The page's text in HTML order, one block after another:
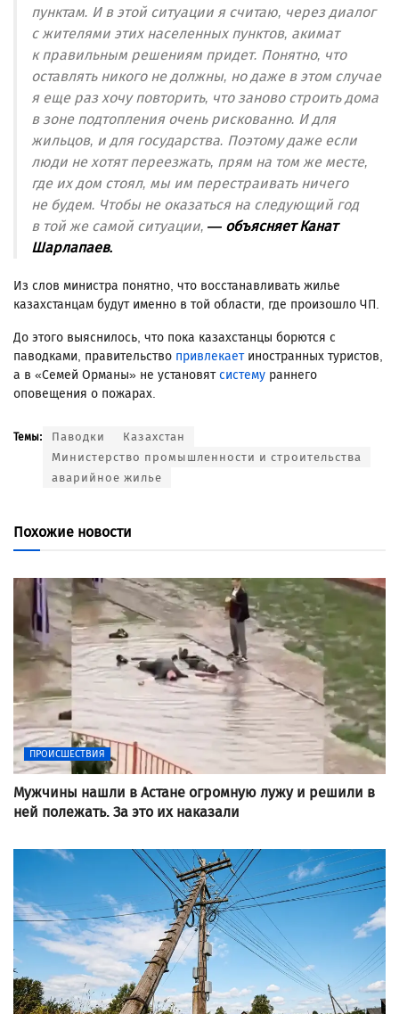
пунктам. И в этой ситуации я считаю, через диалог
с жителями этих населенных пунктов, акимат
к правильным решениям придет. Понятно, что
оставлять никого не должны, но даже в этом случае
я еще раз хочу повторить, что заново строить дома
в зоне подтопления очень рискованно. И для
жильцов, и для государства. Поэтому даже если
люди не хотят переезжать, прям на том же месте,
где их дом стоял, мы им перестраивать ничего
не будем. Чтобы не оказаться на следующий год
в той же самой ситуации, — объясняет Канат
Шарлапаев.
Из слов министра понятно, что восстанавливать жилье
казахстанцам будут именно в той области, где произошло ЧП.
До этого выяснилось, что пока казахстанцы борются с
паводками, правительство привлекаетиностранных туристов,
а в «Семей Орманы» не установятсистему раннего
оповещения о пожарах.
Темы: Паводки
Казахстан
Министерство промышленности и строительства
аварийное жилье
Похожие новости
ПРОИСШЕСТВИЯ
Мужчины нашли в Астане огромную лужу и решили в
ней полежать. За это их наказали